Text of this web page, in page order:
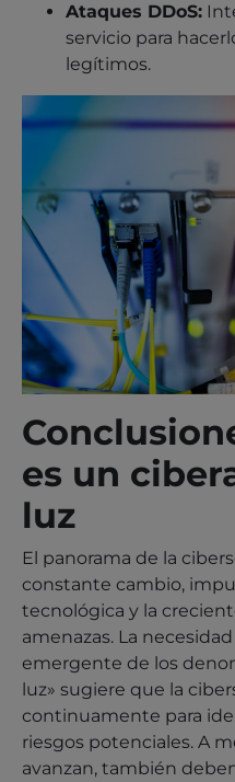
Ataques DDoS:
servicio para
legítimos.
es un
luz
El panorama de la
constante cambio,
tecnológica y la
amenazas. La
emergente de los
luz» sugiere que la
continuamente para
riesgos potenciales. A
avanzan, también